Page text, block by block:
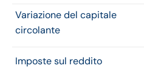
Variazione del capitale
circolante
Imposte sul reddito